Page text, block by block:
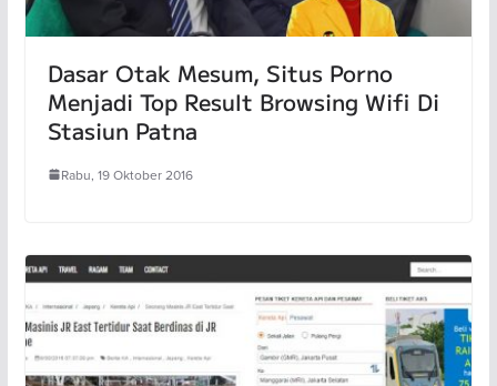
Dasar Otak Mesum, Situs Porno
Menjadi Top Result Browsing Wifi Di
Stasiun Patna
Rabu, 19 Oktober 2016